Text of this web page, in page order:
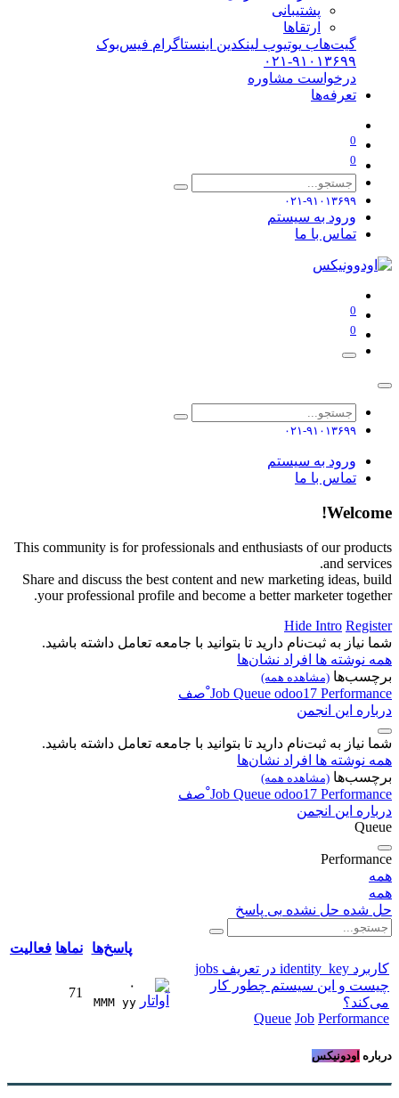
پشتیبانی
ارتقاها
گیت‌هاب یوتیوب لینکدین اینستاگرام فیس‌بوک
۰۲۱-۹۱۰۱۳۶۹۹
درخواست مشاوره
تعرفه‌ها
0
0
۰۲۱-۹۱۰۱۳۶۹۹
ورود به سیستم
تماس با ما
0
0
۰۲۱-۹۱۰۱۳۶۹۹
ورود به سیستم
تماس با ما
Welcome!
This community is for professionals and enthusiasts of our products
and services.
Share and discuss the best content and new marketing ideas, build
your professional profile and become a better marketer together.
Hide Intro Register
شما نیاز به ثبت‌نام دارید تا بتوانید با جامعه تعامل داشته باشید.
همه نوشته ها افراد نشان‌ها
برچسب‌ها (مشاهده همه)
Job Queue odoo17 Performance
ْصف
درباره این انجمن
شما نیاز به ثبت‌نام دارید تا بتوانید با جامعه تعامل داشته باشید.
همه نوشته ها افراد نشان‌ها
برچسب‌ها (مشاهده همه)
Job Queue odoo17 Performance
ْصف
درباره این انجمن
Queue
Performance
همه
همه
حل شده حل نشده بی پاسخ
پاسخ‌ها نماها فعالیت
کاربرد identity_key در تعریف jobs
چیست و این سیستم چطور کار
می‌کند؟
Queue Job Performance
۰
MMM yy
71
درباره اودونیکس